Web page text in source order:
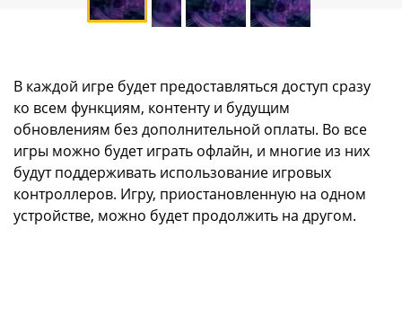
В каждой игре будет предоставляться доступ сразу
ко всем функциям, контенту и будущим
обновлениям без дополнительной оплаты. Во все
игры можно будет играть офлайн, и многие из них
будут поддерживать использование игровых
контроллеров. Игру, приостановленную на одном
устройстве, можно будет продолжить на другом.